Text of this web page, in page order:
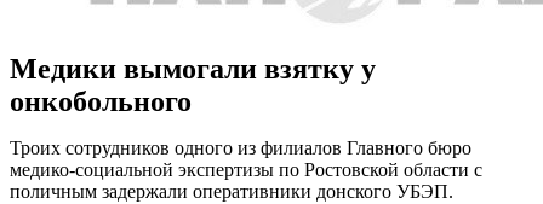
Медики вымогали взятку у
онкобольного
Троих сотрудников одного из филиалов Главного бюро
медико-социальной экспертизы по Ростовской области с
поличным задержали оперативники донского УБЭП.